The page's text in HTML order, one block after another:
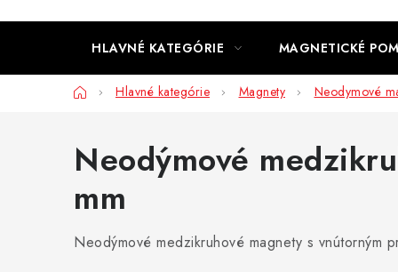
HLAVNÉ KATEGÓRIE MAGNETICKÉ
DomovHlavné kategórie Magnety Neodymové
Neodýmové
mm
Neodýmové medzikruhové magnety s vnútorným